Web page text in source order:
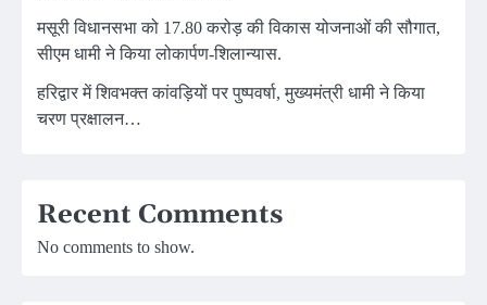
मसूरी विधानसभा को 17.80 करोड़ की विकास योजनाओं की सौगात,
सीएम धामी ने किया लोकार्पण-शिलान्यास.
हरिद्वार में शिवभक्त कांवड़ियों पर पुष्पवर्षा, मुख्यमंत्री धामी ने किया
चरण प्रक्षालन…
Recent Comments
No comments to show.